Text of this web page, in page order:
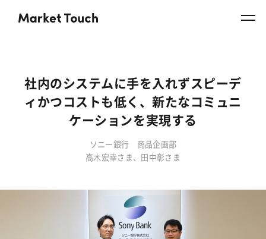
社内のシステムに手を入れずスピーデ
ィかつコストも低く、 新たなコミュニ
ケーションを実現する
ソニー銀行 商品企画部
高木宏幸さま、田中彰さま